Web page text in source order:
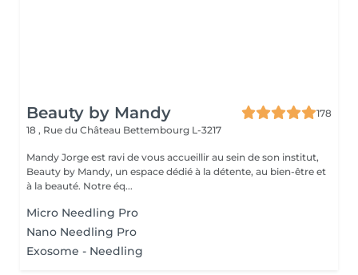
Beauty by Mandy
178
18 , Rue du Château Bettembourg L-3217
Mandy Jorge est ravi de vous accueillir au sein de son institut,
Beauty by Mandy, un espace dédié à la détente, au bien-être et
à la beauté. Notre éq...
Micro Needling Pro
Nano Needling Pro
Exosome - Needling